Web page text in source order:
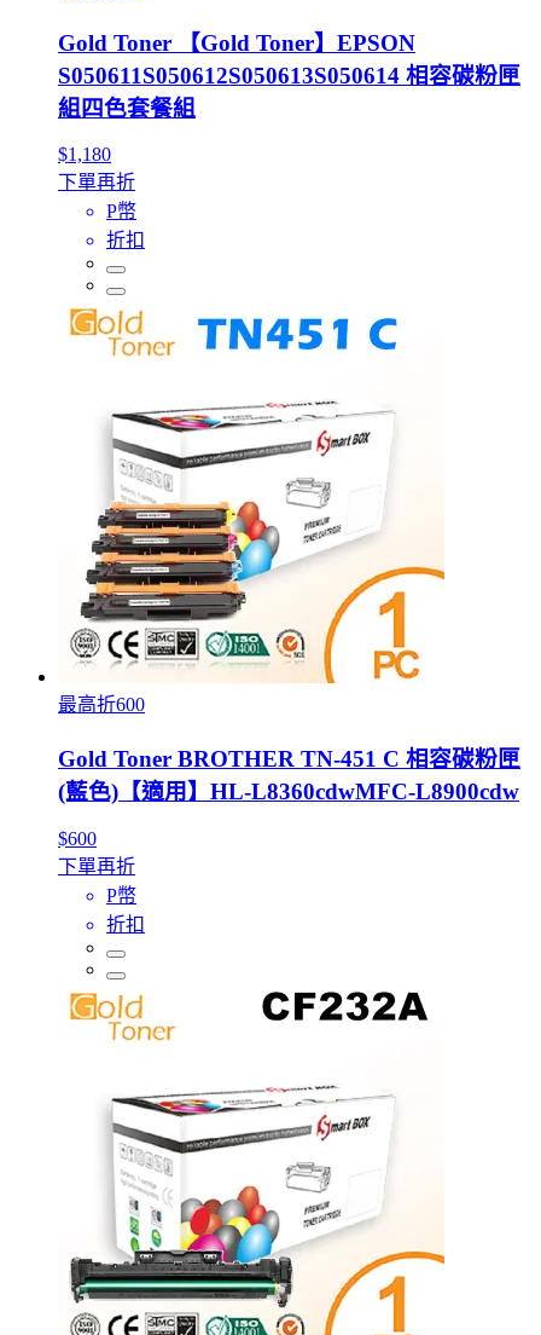
Gold Toner 【Gold Toner】EPSON
S050611S050612S050613S050614 相容碳粉匣
組四色套餐組
$1,180
下單再折
P幣
折扣
最高折600
Gold Toner BROTHER TN-451 C 相容碳粉匣
(藍色)【適用】HL-L8360cdwMFC-L8900cdw
$600
下單再折
P幣
折扣